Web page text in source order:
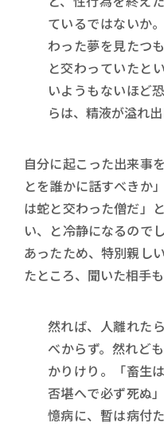
ているではないか
わった夢を見たつ
と交わっていたと
いようもないほど
らは、精液が溢れ出
自分に起こった出来事
とを誰かに話すべきか
は蛇と交わった僧だ」
い、と冷静になるので
あったため、特別親し
たところ、聞いた相手も
然れば、人離れた
べからず。然れど
かりけり。「畜生
否堪へで必ず死ぬ
憶病に、暫は病付